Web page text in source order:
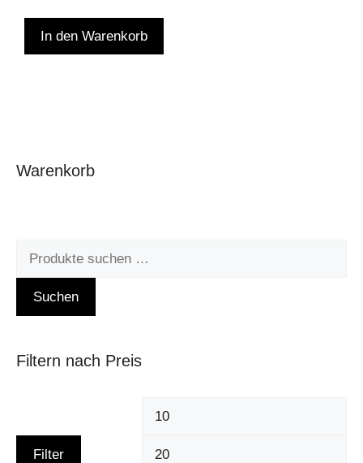
In den Warenkorb
Warenkorb
Suchen
Filtern nach Preis
Filter